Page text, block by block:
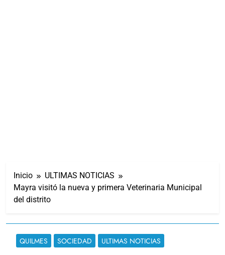
Inicio
ULTIMAS NOTICIAS
Mayra visitó la nueva y primera Veterinaria Municipal
del distrito
QUILMES SOCIEDAD ULTIMAS NOTICIAS